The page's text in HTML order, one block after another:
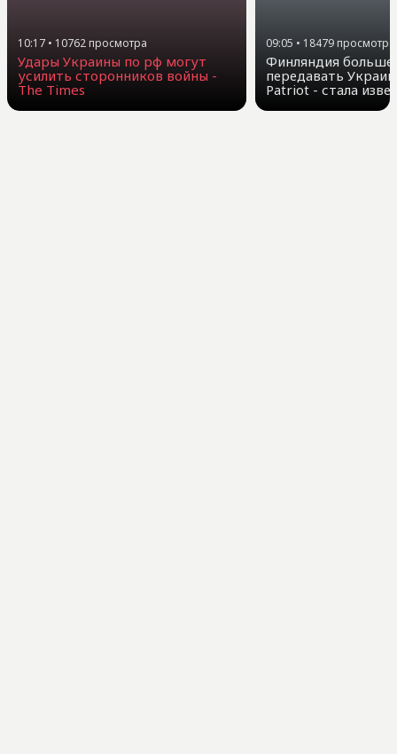
10:17 • 10762просмотра
Удары Украины по рф могут
усилить сторонников войны -
The Times
09:05 • 18479 просмотра
Финляндия больше
передавать
Patriot - стала